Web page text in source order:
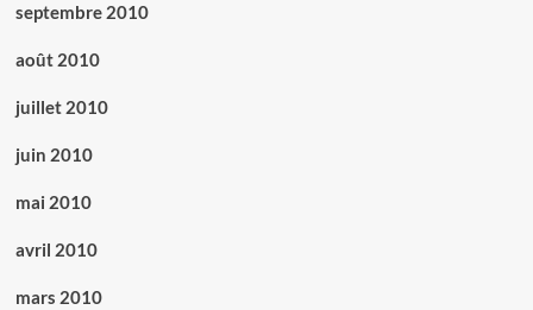
septembre 2010
août 2010
juillet 2010
juin 2010
mai 2010
avril 2010
mars 2010